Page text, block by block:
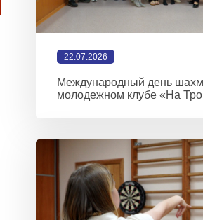
22.07.2026
Международный день
молодежном клубе «На